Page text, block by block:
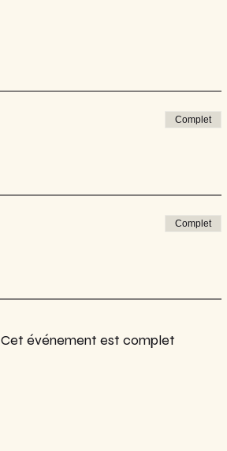
Complet
Complet
Cet événement est complet